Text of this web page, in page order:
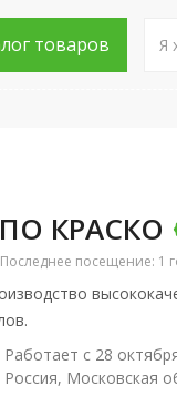
товаров
КРАСКО
Последнее посещение: 1
Работает с 28
Россия, Московская